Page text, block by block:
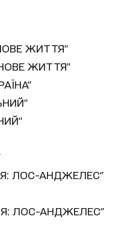
ЖИТТЯ"
ЖИТТЯ"
ЛОС-АНДЖЕЛЕС"
ЛОС-АНДЖЕЛЕС"